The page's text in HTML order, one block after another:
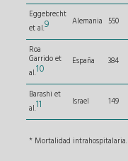
Eggebrecht
et al.9 Alemania 550
Roa
Garrido et
al.10
España 384
Barashi et
al.11 Israel 149
* Mortalidad intrahospitalaria.